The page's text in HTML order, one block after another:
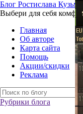
Блог Ростислава К
Выбери для себя
Главная
Об авторе
Карта сайта
Помощь
Акции/скидки
Реклама
Рубрики блога